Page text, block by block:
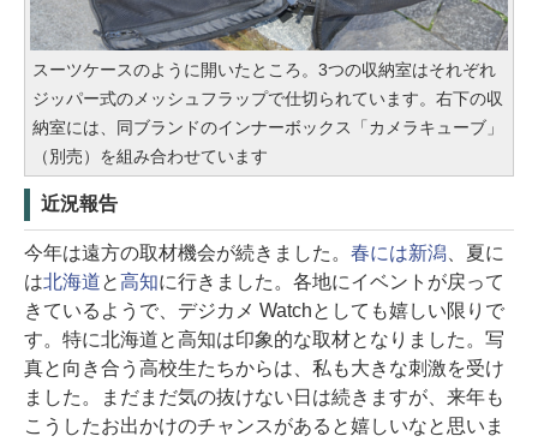
スーツケースのように開いたところ。3つの収納室はそれぞれ
ジッパー式のメッシュフラップで仕切られています。右下の収
納室には、同ブランドのインナーボックス「カメラキューブ」
（別売）を組み合わせています
近況報告
今年は遠方の取材機会が続きました。 春には新潟 、夏に
は北海道と高知に行きました。各地にイベントが戻って
きているようで、デジカメ Watchとしても嬉しい限りで
す。特に北海道と高知は印象的な取材となりました。写
真と向き合う高校生たちからは、私も大きな刺激を受け
ました。まだまだ気の抜けない日は続きますが、来年も
こうしたお出かけのチャンスがあると嬉しいなと思いま